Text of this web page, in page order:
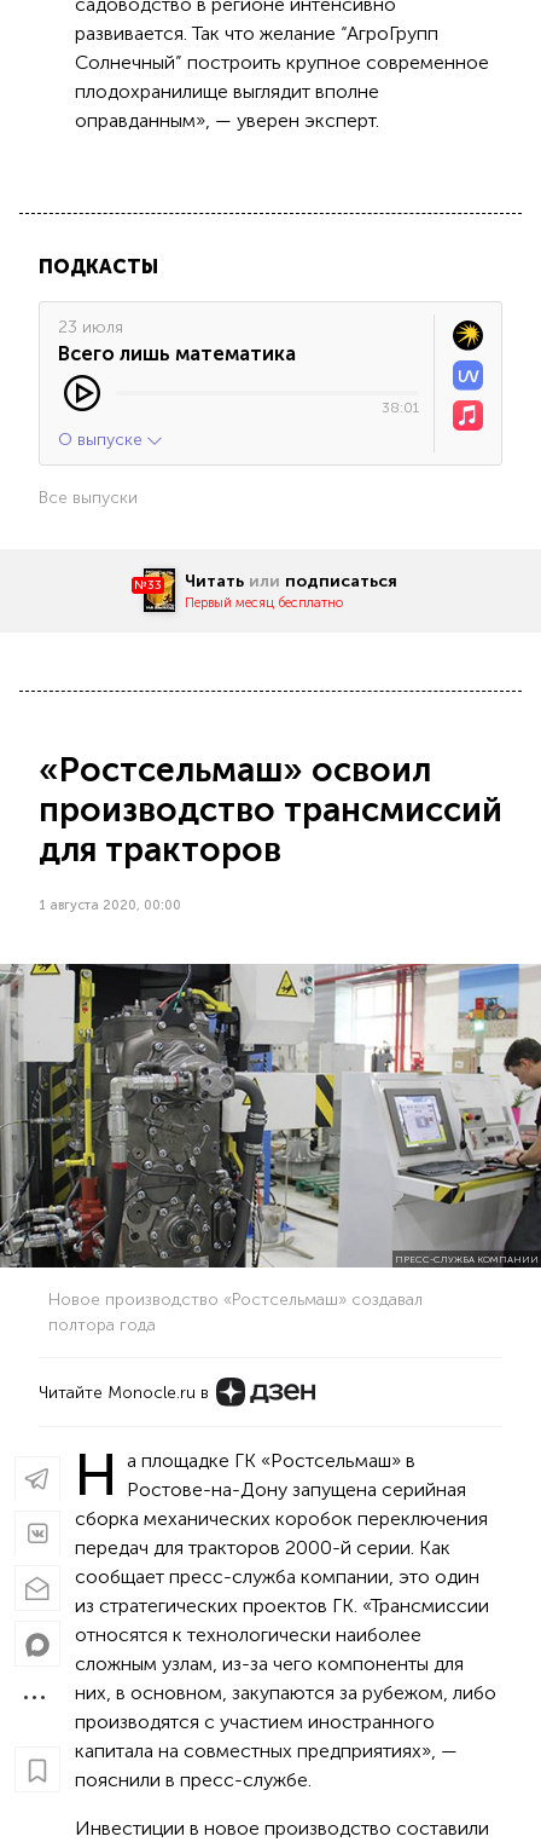
развивается. Так что желание “АгроГрупп
Солнечный” построить крупное современное
плодохранилище выглядит вполне
оправданным», — уверен эксперт.
ПОДКАСТЫ
23 июля
Всего лишь математика
38:01
О выпуске
Все выпуски
№33 Читать или подписаться
Первый месяц бесплатно
«Ростсельмаш» освоил
производство трансмиссий
для тракторов
1 августа 2020, 00:00
ПРЕСС-СЛУЖБА КОМПАНИИ
Новое производство «Ростсельмаш» создавал
полтора года
Читайте Monocle.ru в
Н
а площадке ГК «Ростсельмаш» в
Ростове-на-Дону запущена серийная
сборка механических коробок переключения
передач для тракторов 2000-й серии. Как
сообщает пресс-служба компании, это один
из стратегических проектов ГК. «Трансмиссии
относятся к технологически наиболее
сложным узлам, из-за чего компоненты для
них, в основном, закупаются за рубежом, либо
производятся с участием иностранного
капитала на совместных предприятиях», —
пояснили в пресс-службе.
Инвестиции в новое производство составили